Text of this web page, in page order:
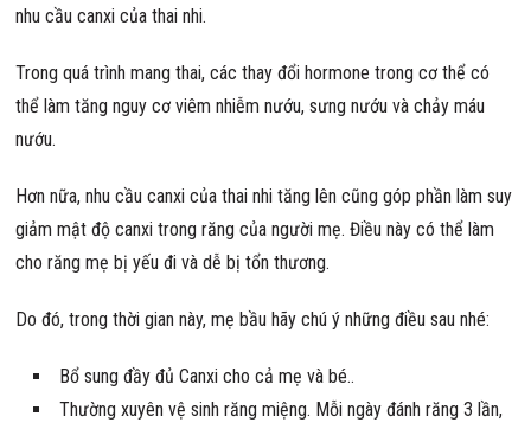
nhu cầu canxi của thai nhi.
Trong quá trình mang thai, các thay đổi hormone trong cơ thể có
thể làm tăng nguy cơ viêm nhiễm nướu, sưng nướu và chảy máu
nướu.
Hơn nữa, nhu cầu canxi của thai nhi tăng lên cũng góp phần làm suy
giảm mật độ canxi trong răng của người mẹ. Điều này có thể làm
cho răng mẹ bị yếu đi và dễ bị tổn thương.
Do đó, trong thời gian này, mẹ bầu hãy chú ý những điều sau nhé:
Bổ sung đầy đủ Canxi cho cả mẹ và bé..
Thường xuyên vệ sinh răng miệng. Mỗi ngày đánh răng 3 lần,